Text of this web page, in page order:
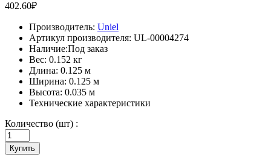
402.60₽
Производитель: Uniel
Артикул производителя: UL-00004274
Наличие:Под заказ
Вес: 0.152 кг
Длина: 0.125 м
Ширина: 0.125 м
Высота: 0.035 м
Технические характеристики
Количество (шт) :
Купить